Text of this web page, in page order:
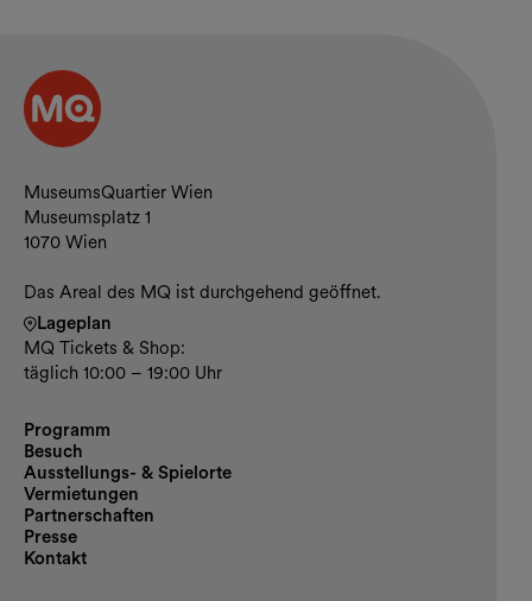
Kontakt und Öffnungszeiten
MuseumsQuartier Wien
Museumsplatz 1
1070 Wien
Das Areal des MQ ist durchgehend geöffnet.
Lageplan
MQ Tickets & Shop:
täglich 10:00 – 19:00 Uhr
Programm
Besuch
Ausstellungs- & Spielorte
Vermietungen
Partnerschaften
Presse
Kontakt